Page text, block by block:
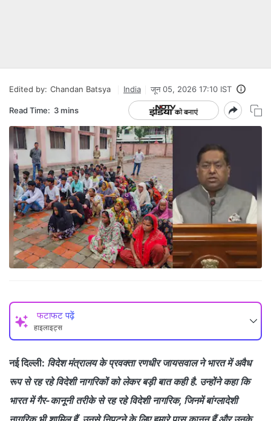
Edited by: Chandan Batsya India जून 05, 2026 17:10 IST
Read Time: 3 mins
फटाफट पढ़ें
हाइलाइट्स
नई दिल्ली: विदेश मंत्रालय के प्रवक्ता रणधीर जायसवाल ने भारत में अवैध
रूप से रह रहे विदेशी नागरिकों को लेकर बड़ी बात कही है. उन्होंने कहा कि
भारत में गैर-कानूनी तरीके से रह रहे विदेशी नागरिक, जिनमें बांग्लादेशी